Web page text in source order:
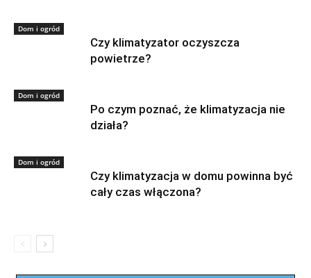
Dom i ogród
Czy klimatyzator oczyszcza
powietrze?
Dom i ogród
Po czym poznać, że klimatyzacja nie
działa?
Dom i ogród
Czy klimatyzacja w domu powinna być
cały czas włączona?